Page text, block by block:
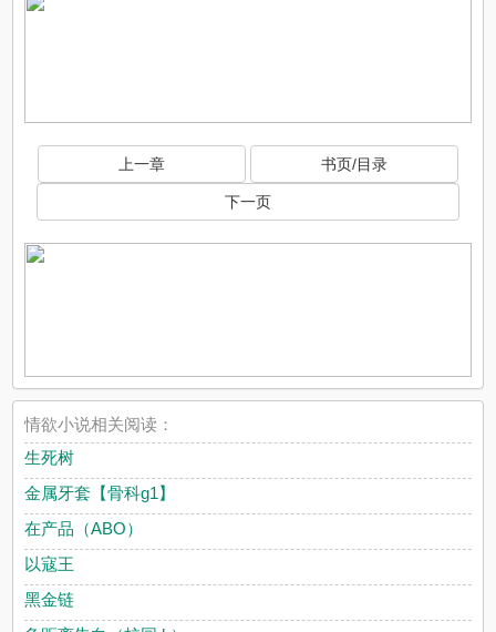
上一章 书页/目录
下一页
情欲小说相关阅读：
生死树
金属牙套【骨科g1】
在产品（ABO）
以寇王
黑金链